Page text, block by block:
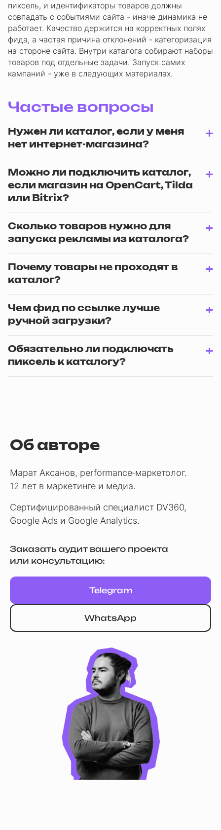
пиксель, и идентификаторы товаров должны
совпадать с событиями сайта - иначе динамика не
работает. Качество держится на корректных полях
фида, а частая причина отклонений - категоризация
на стороне сайта. Внутри каталога собирают наборы
товаров под отдельные задачи. Запуск самих
кампаний - уже в следующих материалах.
Частые вопросы
Нужен ли каталог, если у меня
нет интернет-магазина?
Можно ли подключить каталог,
если магазин на OpenCart, Tilda
или Bitrix?
Сколько товаров нужно для
запуска рекламы из каталога?
Почему товары не проходят в
каталог?
Чем фид по ссылке лучше
ручной загрузки?
Обязательно ли подключать
пиксель к каталогу?
Об авторе
Марат Аксанов, performance‑маркетолог.
12 лет в маркетинге и медиа.
Сертифицированный специалист DV360,
Google Ads и Google Analytics.
Заказать аудит вашего проекта
или консультацию:
Telegram
WhatsApp